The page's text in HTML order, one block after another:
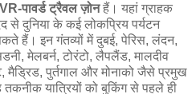
VR-पावर्ड ट्रैवल ज़ोनहैं। यहां ग्राहक
से दुनिया के कई लोकप्रिय पर्यटन
हैं। इन गंतव्यों में दुबई, पेरिस, लंदन,
मेलबर्न, टोरंटो, लैपलैंड, मालदीव
पुर्तगाल और मोनाको जैसे प्रमुख
यात्रियों को बुकिंग से पहले ही